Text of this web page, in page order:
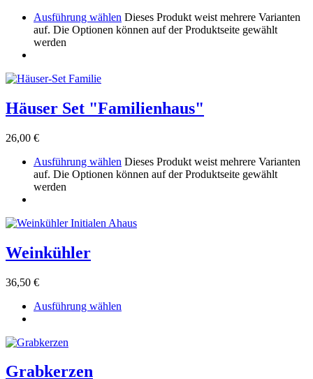
Ausführung wählen Dieses Produkt weist mehrere Varianten
auf. Die Optionen können auf der Produktseite gewählt
werden
Häuser Set "Familienhaus"
26,00 €
Ausführung wählen Dieses Produkt weist mehrere Varianten
auf. Die Optionen können auf der Produktseite gewählt
werden
Weinkühler
36,50 €
Ausführung wählen
Grabkerzen